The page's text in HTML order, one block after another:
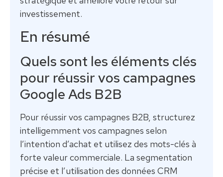
investissement.
En résumé
Quels sont les éléments clés
pour réussir vos campagnes
Google Ads B2B
Pour réussir vos campagnes B2B, structurez
intelligemment vos campagnes selon
l’intention d’achat et utilisez des mots-clés à
forte valeur commerciale. La segmentation
précise et l’utilisation des données CRM